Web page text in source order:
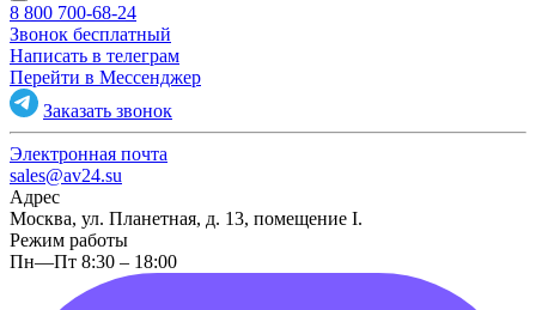
8 800 700-68-24
Звонок бесплатный
Написать в телеграм
Перейти в Мессенджер
Заказать звонок
Электронная почта
sales@av24.su
Адрес
Москва, ул. Планетная, д. 13, помещение I.
Режим работы
Пн—Пт 8:30 – 18:00